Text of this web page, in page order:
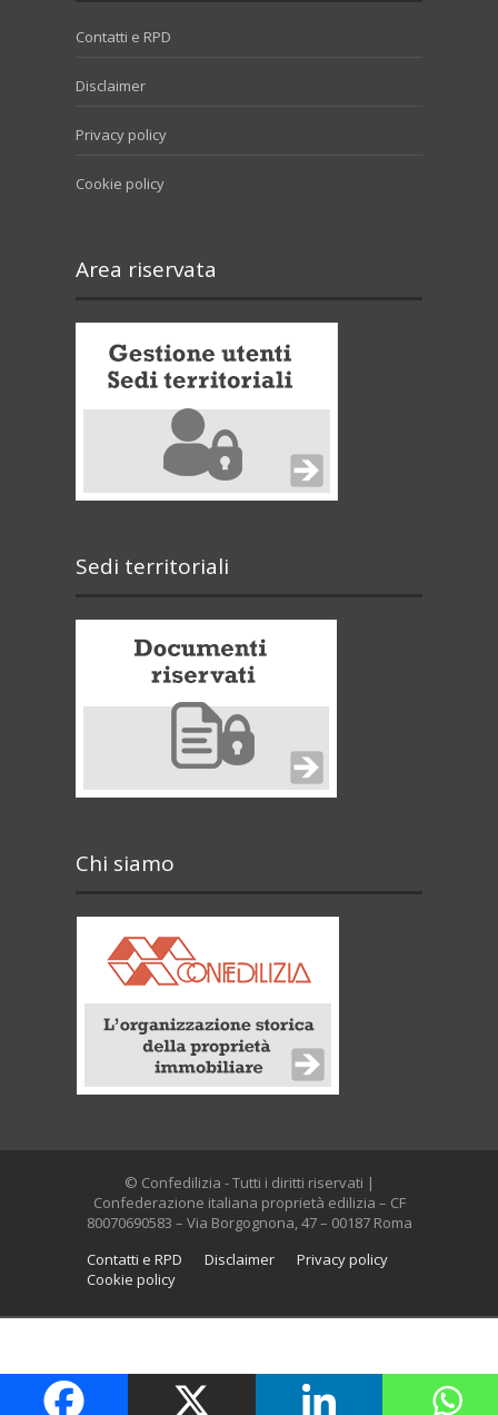
Contatti e RPD
Disclaimer
Privacy policy
Cookie policy
Area riservata
Sedi territoriali
Chi siamo
© Confedilizia - Tutti i diritti riservati |
Confederazione italiana proprietà edilizia – CF
80070690583 – Via Borgognona, 47 – 00187 Roma
Contatti e RPD
Disclaimer
Privacy policy
Cookie policy